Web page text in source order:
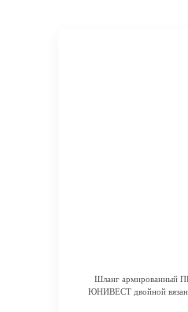
Шланг армированный
ЮНИВЕСТ двойной